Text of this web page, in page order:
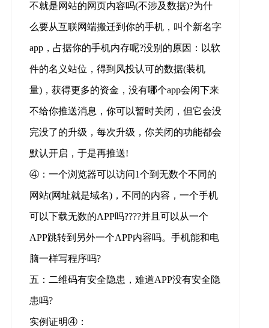
不就是网站的网页内容吗(不涉及数据)?为什
么要从互联网端搬迁到你的手机，叫个新名字
app，占据你的手机内存呢?没别的原因：以软
件的名义站位，得到风投认可的数据(装机
量)，获得更多的资金，没有哪个app会闲下来
不给你推送消息，你可以暂时关闭，但它会没
完没了的升级，每次升级，你关闭的功能都会
默认开启，于是再推送!
④：一个浏览器可以访问1个到无数个不同的
网站(网址就是域名)，不同的内容，一个手机
可以下载无数的APP吗????并且可以从一个
APP跳转到另外一个APP内容吗。手机能和电
脑一样写程序吗?
五：二维码有安全隐患，难道APP没有安全隐
患吗?
实例证明④：